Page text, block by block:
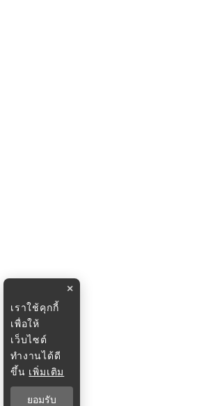
×
เราใช้คุกกี้
เพื่อให้
เว็บไซต์
ทำงานได้ดี
ขึ้น เพิ่มเติม
ยอมรับ